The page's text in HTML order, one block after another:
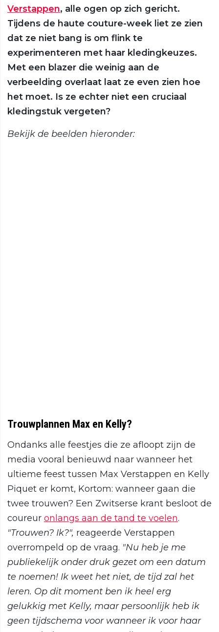
Verstappen, alle ogen op zich gericht.
Tijdens de haute couture-week liet ze zien
dat ze niet bang is om flink te
experimenteren met haar kledingkeuzes.
Met een blazer die weinig aan de
verbeelding overlaat laat ze even zien hoe
het moet. Is ze echter niet een cruciaal
kledingstuk vergeten?
Bekijk de beelden hieronder:
Trouwplannen Max en Kelly?
Ondanks alle feestjes die ze afloopt zijn de
media vooral benieuwd naar wanneer het
ultieme feest tussen Max Verstappen en Kelly
Piquet er komt, Kortom: wanneer gaan die
twee trouwen? Een Zwitserse krant besloot de
coureur onlangs aan de tand te voelen.
"Trouwen? Ik?", reageerde Verstappen
overrompeld op de vraag. "Nu heb je me
publiekelijk onder druk gezet om een datum
te noemen! Ik weet het niet, de tijd zal het
leren. Op dit moment ben ik heel erg
gelukkig met Kelly, maar persoonlijk heb ik
geen tijdschema voor wanneer ik voor haar